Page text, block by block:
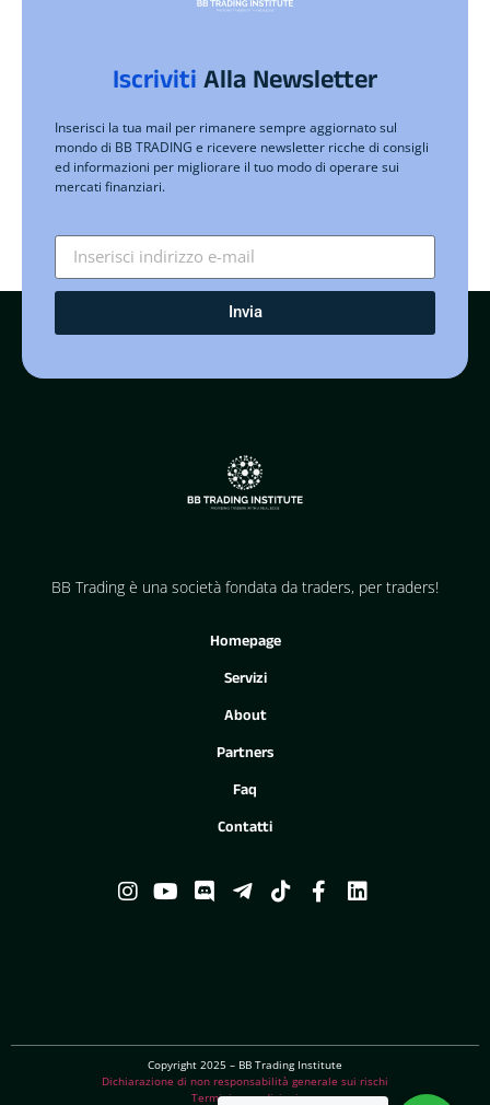
IscrivitiAlla Newsletter
Inserisci la tua mail per rimanere sempre aggiornato sul
mondo di BB TRADING e ricevere newsletter ricche di consigli
ed informazioni per migliorare il tuo modo di operare sui
mercati finanziari.
Invia
BB Trading è una società fondata da traders, per traders!
Homepage
Servizi
About
Partners
Faq
Contatti
Copyright 2025 – BB Trading Institute
Dichiarazione di non responsabilità generale sui rischi
Termini e condizioni